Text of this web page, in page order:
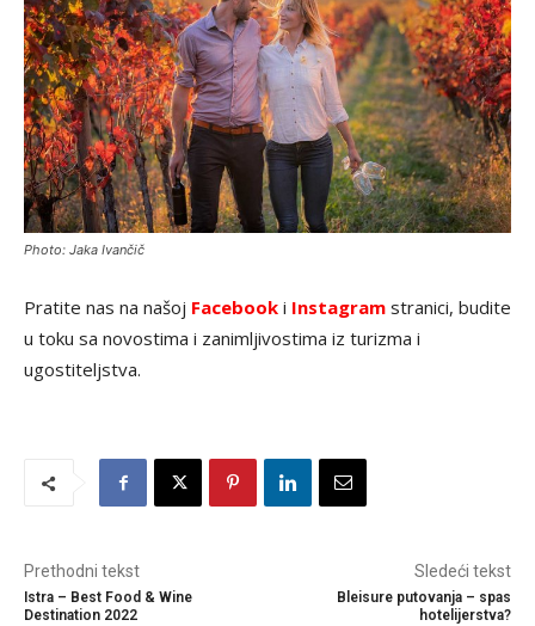
Photo: Jaka Ivančič
Pratite nas na našoj Facebook i Instagram stranici, budite
u toku sa novostima i zanimljivostima iz turizma i
ugostiteljstva.
Prethodni tekst
Istra – Best Food & Wine
Destination 2022
Sledeći tekst
Bleisure putovanja – spas
hotelijerstva?